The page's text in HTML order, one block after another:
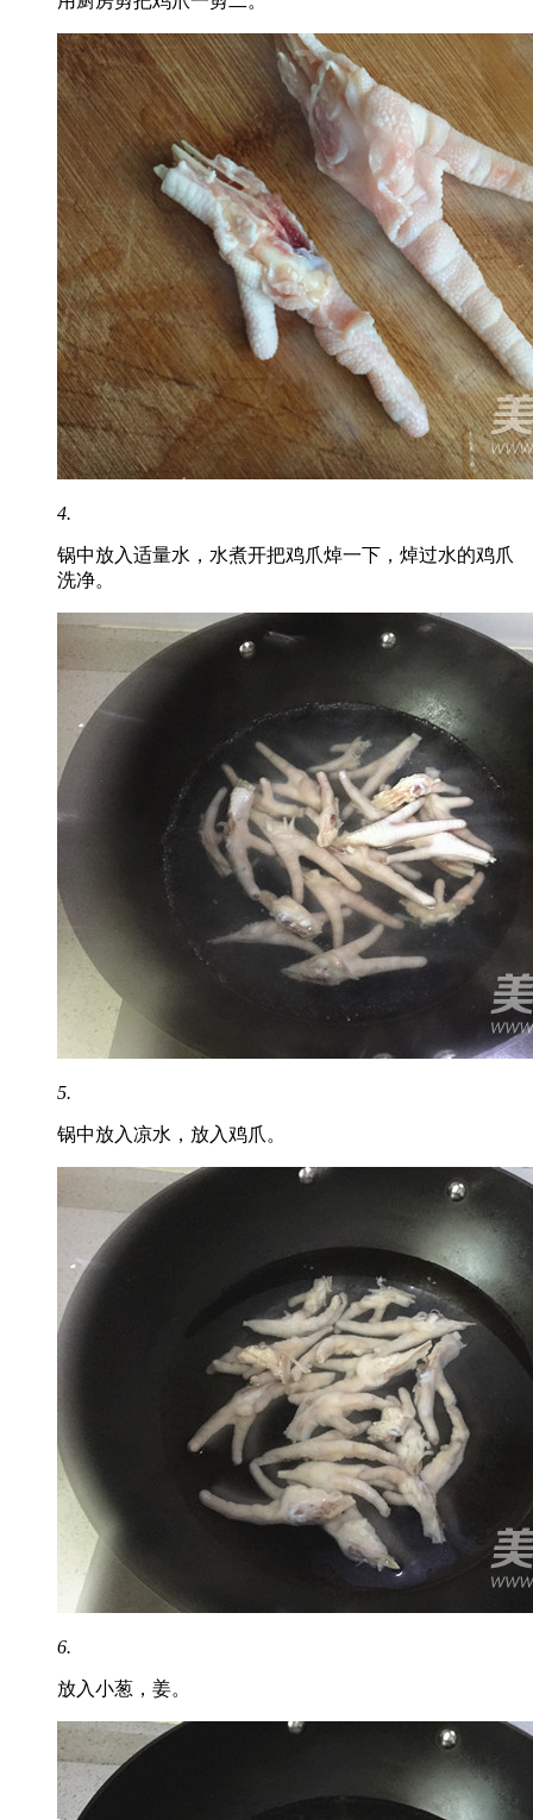
4.
锅中放入适量水，水煮开把鸡爪焯一下，焯过水的鸡爪
洗净。
5.
锅中放入凉水，放入鸡爪。
6.
放入小葱，姜。